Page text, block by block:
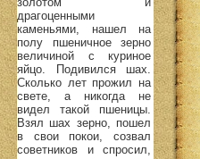
драгоценными
каменьями, нашел на
полу пшеничное зерно
величиной с куриное
яйцо. Подивился шах.
Сколько лет прожил на
свете, а никогда не
видел такой пшеницы.
Взял шах зерно, пошел
в свои покои, созвал
советников и спросил,